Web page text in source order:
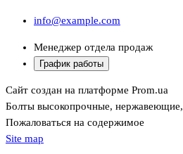
info@example.com
Менеджер отдела продаж
График работы
Сайт создан на платформе Prom.ua
Болты высокопрочные,
Пожаловаться на содержимое
Site map